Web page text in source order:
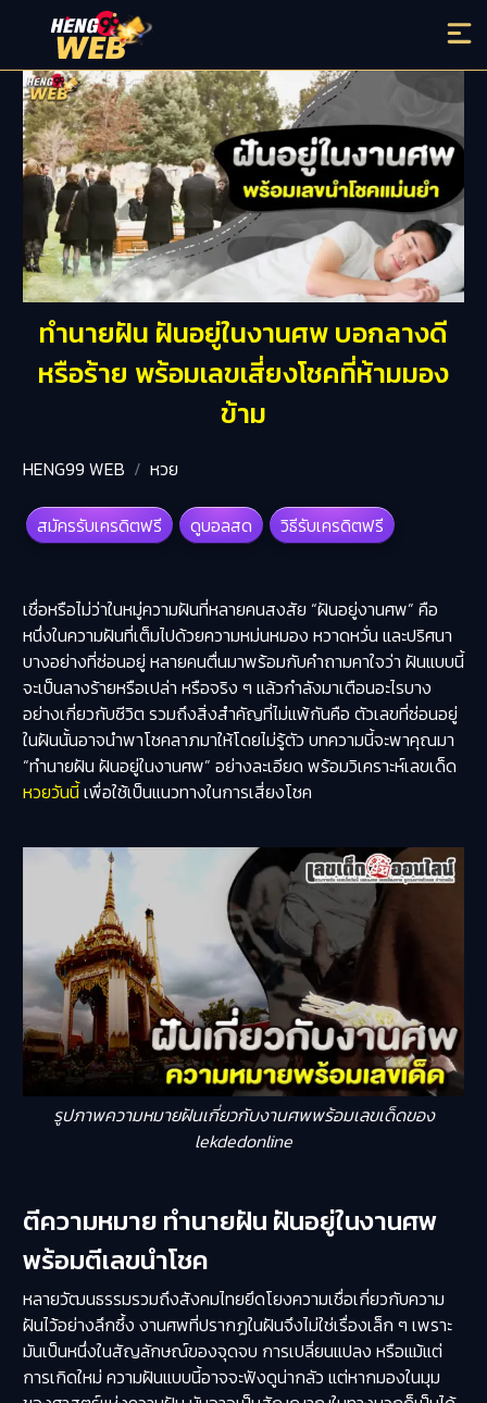
ทำนายฝัน ฝันอยู่ในงานศพ บอกลางดี
หรือร้าย พร้อมเลขเสี่ยงโชคที่ห้ามมอง
ข้าม
HENG99 WEB หวย
สมัครรับเครดิตฟรี ดูบอลสด วิธีรับเครดิตฟรี
เชื่อหรือไม่ว่าในหมู่ความฝันที่หลายคนสงสัย “ฝันอยู่งานศพ” คือ
หนึ่งในความฝันที่เต็มไปด้วยความหม่นหมอง หวาดหวั่น และปริศนา
บางอย่างที่ซ่อนอยู่ หลายคนตื่นมาพร้อมกับคำถามคาใจว่า ฝันแบบนี้
จะเป็นลางร้ายหรือเปล่า หรือจริง ๆ แล้วกำลังมาเตือนอะไรบาง
อย่างเกี่ยวกับชีวิต รวมถึงสิ่งสำคัญที่ไม่แพ้กันคือ ตัวเลขที่ซ่อนอยู่
ในฝันนั้นอาจนำพาโชคลาภมาให้โดยไม่รู้ตัว บทความนี้จะพาคุณมา
“ทำนายฝัน ฝันอยู่ในงานศพ” อย่างละเอียด พร้อมวิเคราะห์เลขเด็ด
หวยวันนี้เพื่อใช้เป็นแนวทางในการเสี่ยงโชค
รูปภาพความหมายฝันเกี่ยวกับงานศพพร้อมเลขเด็ดของ
lekdedonline
ตีความหมาย ทำนายฝัน ฝันอยู่ในงานศพ
พร้อมตีเลขนำโชค
หลายวัฒนธรรมรวมถึงสังคมไทยยึดโยงความเชื่อเกี่ยวกับความ
ฝันไว้อย่างลึกซึ้ง งานศพที่ปรากฏในฝันจึงไม่ใช่เรื่องเล็ก ๆ เพราะ
มันเป็นหนึ่งในสัญลักษณ์ของจุดจบ การเปลี่ยนแปลง หรือแม้แต่
การเกิดใหม่ ความฝันแบบนี้อาจจะฟังดูน่ากลัว แต่หากมองในมุม